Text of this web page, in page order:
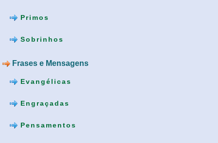
Primos
Sobrinhos
Frases e Mensagens
Evangélicas
Engraçadas
Pensamentos